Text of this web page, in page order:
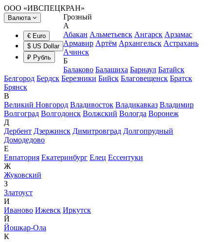
ООО «ИВСПЕЦКРАН»
Валюта
€ Euro
$ US Dollar
₽ Рубль
Грозный
А
Абакан Альметьевск Ангарск Арзамас
Армавир Артём Архангельск Астрахань
Ачинск
Б
Балаково Балашиха Барнаул Батайск
Белгород Бердск Березники Бийск Благовещенск Братск
Брянск
В
Великий Новгород Владивосток Владикавказ Владимир
Волгоград Волгодонск Волжский Вологда Воронеж
Д
Дербент Дзержинск Димитровград Долгопрудный
Домодедово
Е
Евпатория Екатеринбург Елец Ессентуки
Ж
Жуковский
З
Златоуст
И
Иваново Ижевск Иркутск
Й
Йошкар-Ола
К